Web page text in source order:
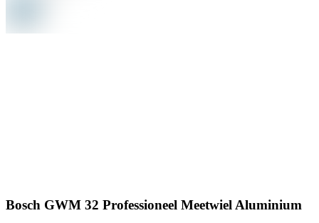
Bosch GWM 32 Professioneel Meetwiel Aluminium